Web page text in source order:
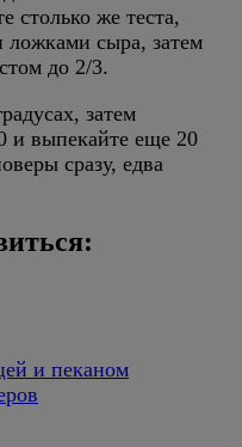
столько же теста,
ложками сыра, затем
до 2/3.
затем
и выпекайте еще 20
сразу, едва
и пеканом